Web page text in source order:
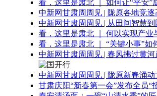
看，这里是肃北 ｜ 如何让“平安”
中新网甘肃周周见 | 陇原各地竞
中新网甘肃周周见 | 从田间智慧
看，这里是肃北 ｜ 何以实现产业
看，这里是肃北 ｜ “关键小事”如
中新网甘肃周周见 | 春风拂过黄
中新网甘肃周周见 | 陇原新春涌
甘肃庆阳“新春第一会”发布全员“